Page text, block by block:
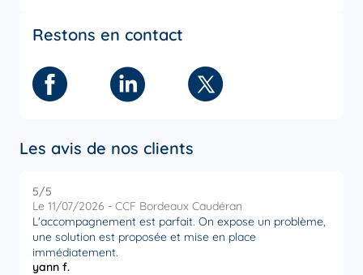
Restons en contact
Facebook Linkedin Twitter
Les avis de nos clients
5/5
Le 11/07/2026 - CCF Bordeaux Caudéran
L'accompagnement est parfait. On expose un problème,
une solution est proposée et mise en place
immédiatement.
yann f.